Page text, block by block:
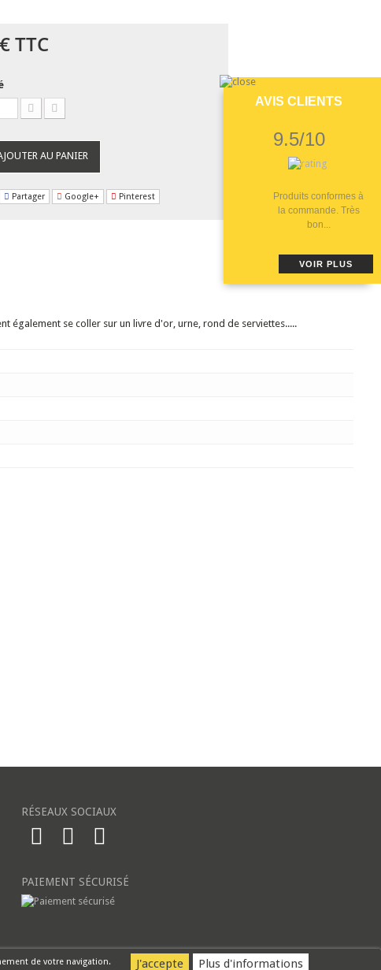
de votre navigation. Plus d'informations
TTC
AU PANIER
Partager Google+ Pinterest
également se coller sur un livre d'or, urne, rond de serviettes.....
RÉSEAUX SOCIAUX
PAIEMENT SÉCURISÉ
AVIS CLIENTS
9.5/10
Produits conformes à
la commande. Très
bon...
VOIR PLUS